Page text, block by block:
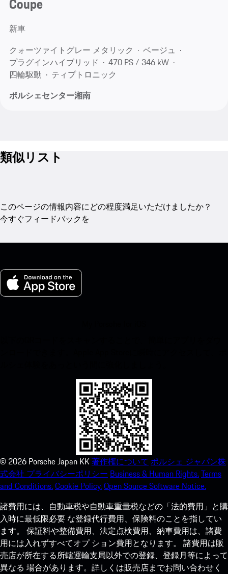
Coupe
新車
クォーツァイトグレー メタリック
ベージュ
プラグインハイブリッド
470 PS / 346 kW
四輪駆動
ティプトロニック
ポルシェセンター湘南
類似リスト
このページの情報内容にどの程度満足いただけましたか？
今すぐフィードバックを
© 2026 Porsche Japan KK著作権について ポルシェ ジャパン株
式会社 プライバシーポリシー Business & Human Rights.Terms
and Conditions.Cookie Policy.Open Source Software Notice.
諸費用には、自動車税や自動車重量税などの「法的費用」と購
入時に最低限必要 な登録代行費用、保険料のことを指してい
ます。 保証料や整備費用、法定点検費用、納車費用は、諸費
用には入れずすべてオプ ション費用となります。 諸費用は販
売店が所在する所轄運輸支局以外での登録、登録月等によって
異なる 場合があります。詳しくは販売店までお問い合わせく